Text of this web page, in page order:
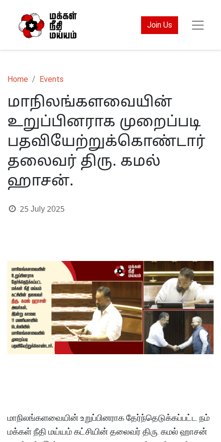
Join Us
Home Events
மாநிலங்களவையின்
உறுப்பினராக முறைப்படி
பதவியேற்றுக்கொண்டார்
தலைவர் திரு. கமல்
ஹாசன்.
25 July 2025
மாநிலங்களவையின் உறுப்பினராக தேர்ந்தெடுக்கப்பட்ட நம்
மக்கள் நீதி மய்யம் கட்சியின் தலைவர் திரு. கமல் ஹாசன்